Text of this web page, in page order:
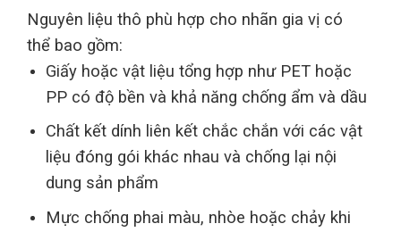
Nguyên liệu thô phù hợp cho nhãn gia vị có
thể bao gồm:
Giấy hoặc vật liệu tổng hợp như PET hoặc
PP có độ bền và khả năng chống ẩm và dầu
Chất kết dính liên kết chắc chắn với các vật
liệu đóng gói khác nhau và chống lại nội
dung sản phẩm
Mực chống phai màu, nhòe hoặc chảy khi